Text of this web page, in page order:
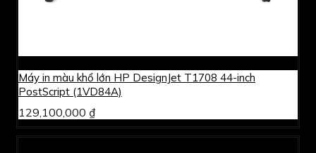
Máy in màu khổ lớn HP DesignJet T1708 44-inch
PostScript (1VD84A)
129,100,000 ₫